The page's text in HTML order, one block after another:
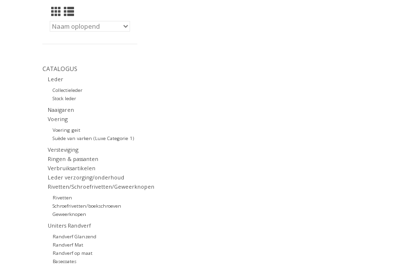
CATALOGUS
Leder
Collectieleder
Stock leder
Naaigaren
Voering
Voering geit
Suède van varken (Luxe Categorie 1)
Versteviging
Ringen & passanten
Verbruiksartikelen
Leder verzorging/onderhoud
Rivetten/Schroefrivetten/Geweerknopen
Rivetten
Schroefrivetten/boekschroeven
Geweerknopen
Uniters Randverf
Randverf Glanzend
Randverf Mat
Randverf op maat
Basecoates